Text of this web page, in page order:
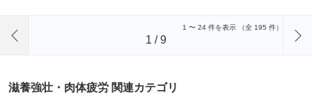
1 〜 24 件を表示 （全 195 件）
1 /9
滋養強壮・肉体疲労 関連カテゴリ